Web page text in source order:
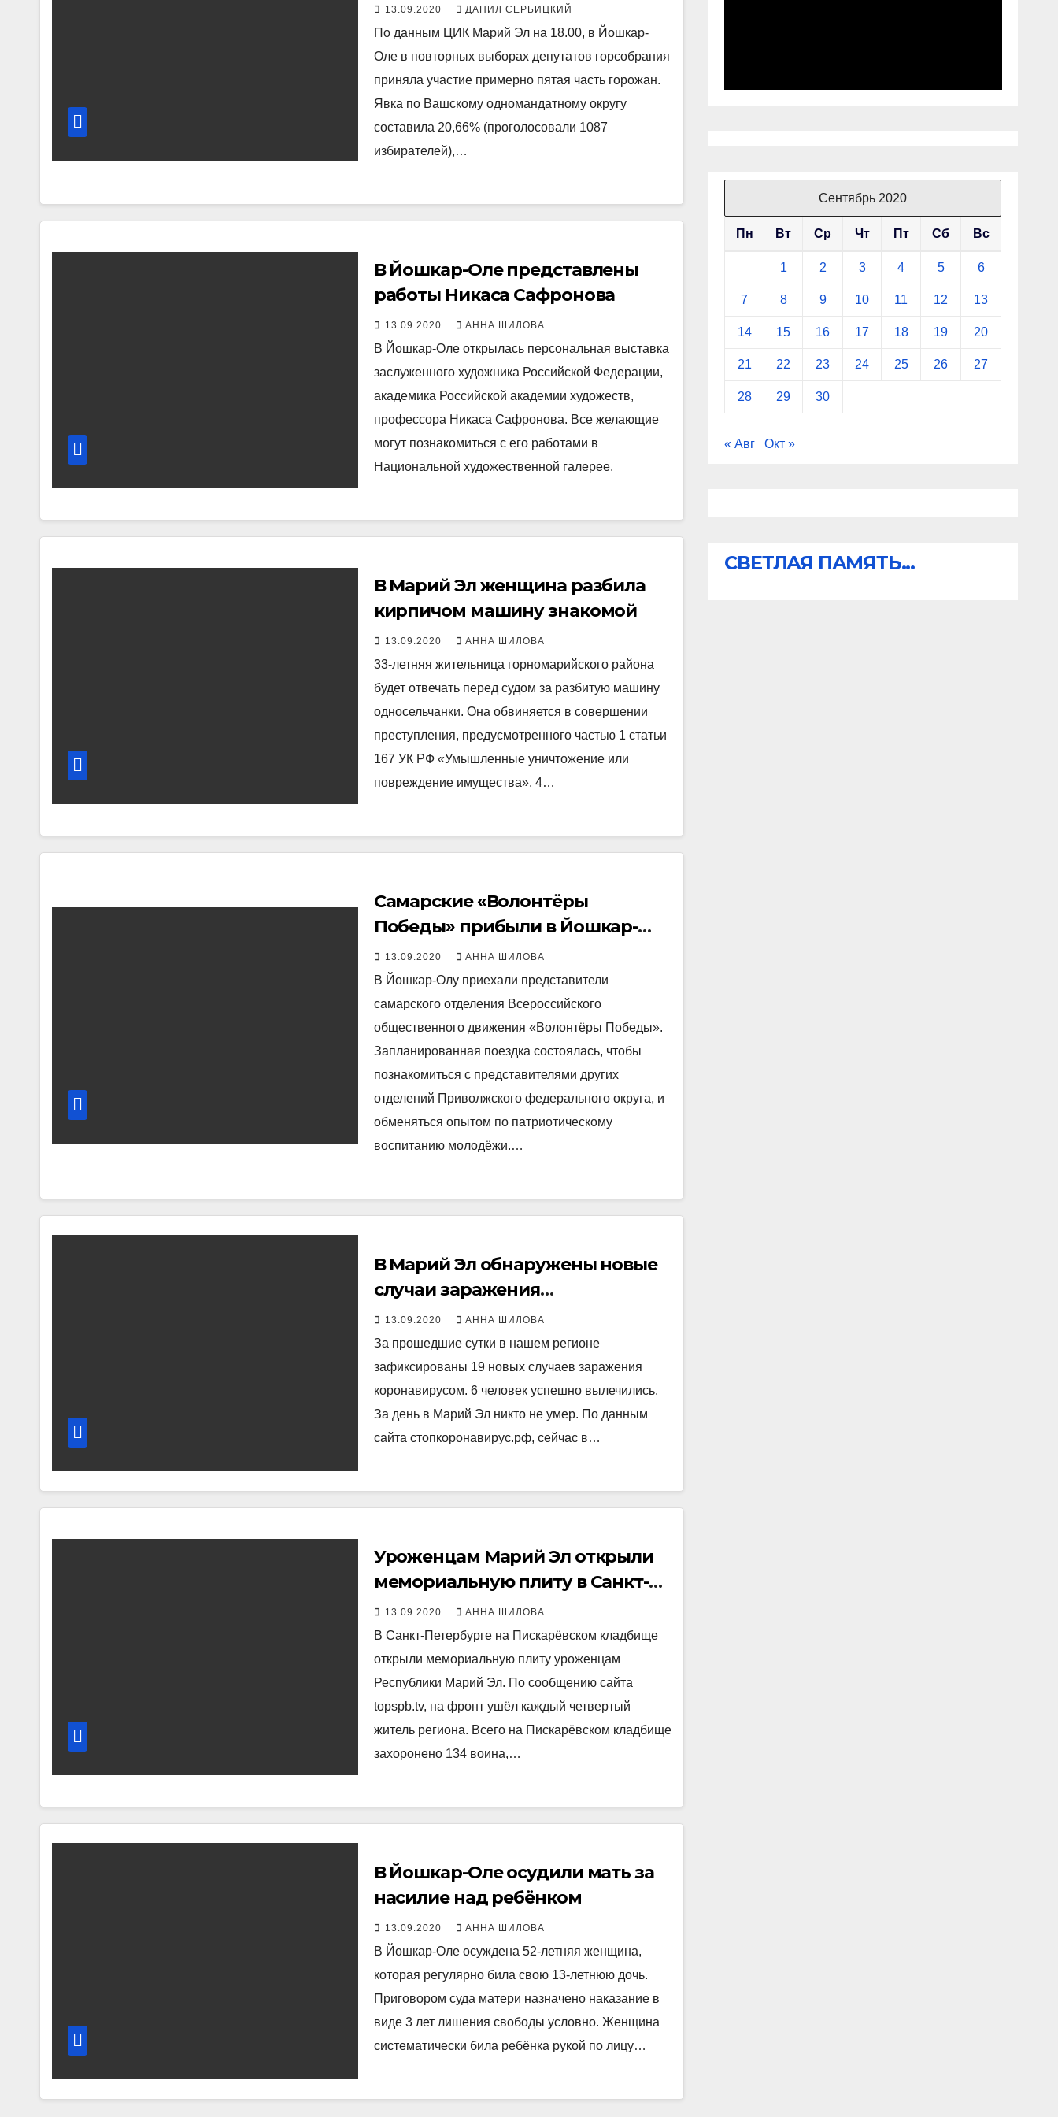
13.09.2020 ДАНИЛ СЕРБИЦКИЙ
По данным ЦИК Марий Эл на 18.00, в Йошкар-
Оле в повторных выборах депутатов горсобрания
приняла участие примерно пятая часть горожан.
Явка по Вашскому одномандатному округу
составила 20,66% (проголосовали 1087
избирателей),…
В Йошкар-Оле представлены
работы Никаса Сафронова
13.09.2020 АННА ШИЛОВА
В Йошкар-Оле открылась персональная выставка
заслуженного художника Российской Федерации,
академика Российской академии художеств,
профессора Никаса Сафронова. Все желающие
могут познакомиться с его работами в
Национальной художественной галерее.
В Марий Эл женщина разбила
кирпичом машину знакомой
13.09.2020 АННА ШИЛОВА
33-летняя жительница горномарийского района
будет отвечать перед судом за разбитую машину
односельчанки. Она обвиняется в совершении
преступления, предусмотренного частью 1 статьи
167 УК РФ «Умышленные уничтожение или
повреждение имущества». 4…
Самарские «Волонтёры
Победы» прибыли в Йошкар-
Олу
13.09.2020 АННА ШИЛОВА
В Йошкар-Олу приехали представители
самарского отделения Всероссийского
общественного движения «Волонтёры Победы».
Запланированная поездка состоялась, чтобы
познакомиться с представителями других
отделений Приволжского федерального округа, и
обменяться опытом по патриотическому
воспитанию молодёжи.…
В Марий Эл обнаружены новые
случаи заражения
коронавирусом
13.09.2020 АННА ШИЛОВА
За прошедшие сутки в нашем регионе
зафиксированы 19 новых случаев заражения
коронавирусом. 6 человек успешно вылечились.
За день в Марий Эл никто не умер. По данным
сайта стопкоронавирус.рф, сейчас в…
Уроженцам Марий Эл открыли
мемориальную плиту в Санкт-
Петербурге
13.09.2020 АННА ШИЛОВА
В Санкт-Петербурге на Пискарёвском кладбище
открыли мемориальную плиту уроженцам
Республики Марий Эл. По сообщению сайта
topspb.tv, на фронт ушёл каждый четвертый
житель региона. Всего на Пискарёвском кладбище
захоронено 134 воина,…
В Йошкар-Оле осудили мать за
насилие над ребёнком
13.09.2020 АННА ШИЛОВА
В Йошкар-Оле осуждена 52-летняя женщина,
которая регулярно била свою 13-летнюю дочь.
Приговором суда матери назначено наказание в
виде 3 лет лишения свободы условно. Женщина
систематически била ребёнка рукой по лицу…
Сентябрь 2020
Пн Вт Ср Чт Пт Сб Вс
1 2 3 4 5 6
7 8 9 10 11 12 13
14 15 16 17 18 19 20
21 22 23 24 25 26 27
28 29 30
« Авг Окт »
СВЕТЛАЯ ПАМЯТЬ...